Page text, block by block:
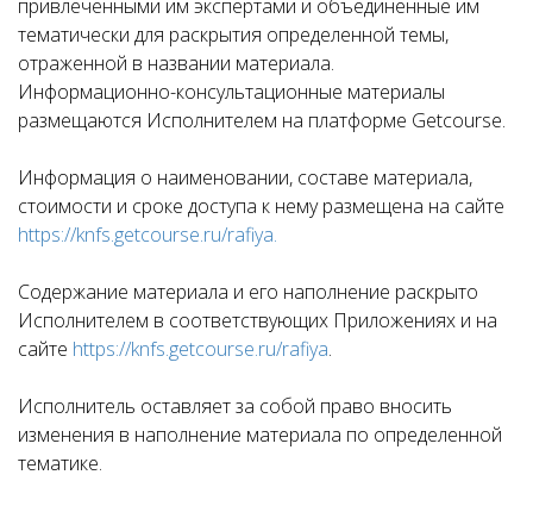
привлеченными им экспертами и объединенные им
тематически для раскрытия определенной темы,
отраженной в названии материала.
Информационно-консультационные материалы
размещаются Исполнителем на платформе Getcourse.
Информация о наименовании, составе материала,
стоимости и сроке доступа к нему размещена на сайте
https://knfs.getcourse.ru/rafiya.
Содержание материала и его наполнение раскрыто
Исполнителем в соответствующих Приложениях и на
сайте https://knfs.getcourse.ru/rafiya.
Исполнитель оставляет за собой право вносить
изменения в наполнение материала по определенной
тематике.